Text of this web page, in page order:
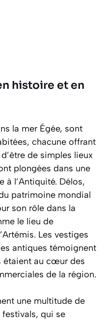
histoire et en
la mer Égée, sont
chacune offrant
de simples lieux
plongées dans une
à l’Antiquité. Délos,
patrimoine mondial
son rôle dans la
le lieu de
Les vestiges
antiques témoignent
étaient au cœur des
de la région.
une multitude de
qui se